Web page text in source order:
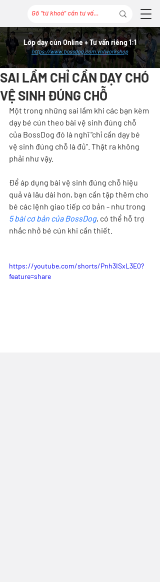
Lớp dạy cún Online + Tư vấn riêng 1:1
https://www.bossdog.com.vn/workshop
SAI LẦM CHỈ CẦN DẠY CHÓ
VỆ SINH ĐÚNG CHỖ
Một trong những sai lầm khi các bạn kèm
dạy bé cún theo bài vệ sinh đúng chỗ
của BossDog đó là nghĩ "chỉ cần dạy bé
vệ sinh đúng chỗ là đủ". Thật ra không
phải như vậy.
Để áp dụng bài vệ sinh đúng chỗ hiệu
quả và lâu dài hơn, bạn cần tập thêm cho
bé các lệnh giao tiếp cơ bản - như trong
5 bài cơ bản của BossDog, có thể hỗ trợ
nhắc nhở bé cún khi cần thiết.
https://youtube.com/shorts/Pnh3ISxL3E0?
feature=share